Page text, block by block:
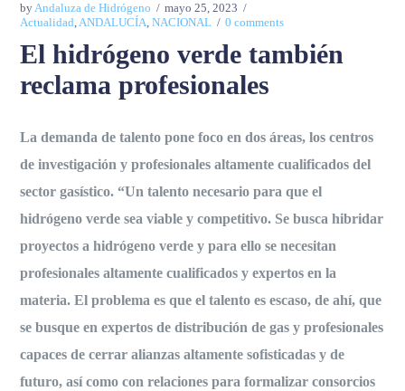
byAndaluza de Hidrógeno
mayo 25, 2023
Actualidad,ANDALUCÍA,NACIONAL 0 comments
El hidrógeno verde también
reclama profesionales
La demanda de talento pone foco en dos áreas, los centros
de investigación y profesionales altamente cualificados del
sector gasístico. “Un talento necesario para que el
hidrógeno verde sea viable y competitivo. Se busca hibridar
proyectos a hidrógeno verde y para ello se necesitan
profesionales altamente cualificados y expertos en la
materia. El problema es que el talento es escaso, de ahí, que
se busque en expertos de distribución de gas y profesionales
capaces de cerrar alianzas altamente sofisticadas y de
futuro, así como con relaciones para formalizar consorcios